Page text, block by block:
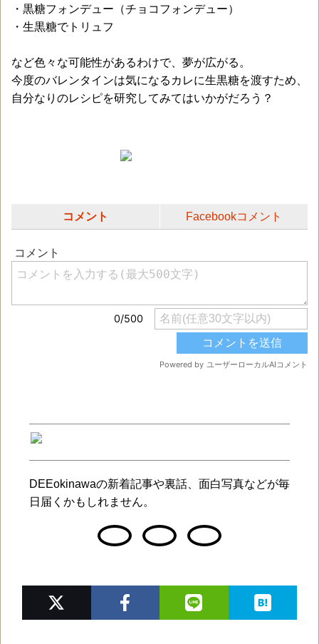
・黒糖フォンデュー（チョコフォンデュー）
・生黒糖でトリュフ
など色々な可能性があるわけで、夢が広がる。
今度のバレンタインは気になるカレに生黒糖を渡すため、
自分なりのレシピを研究してみてはいかがだろう？
コメント Facebookコメント
DEEokinawaの新着記事や裏話、面白写真などが毎
日届くかもしれません。